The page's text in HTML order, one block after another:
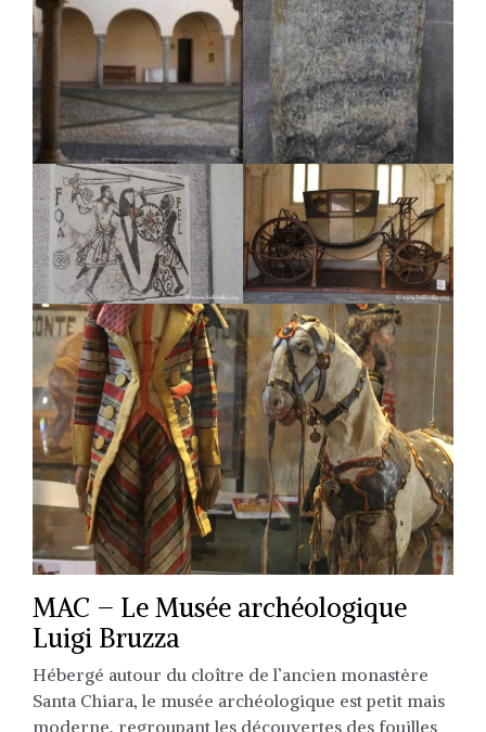
MAC – Le Musée archéologique
Luigi Bruzza
Hébergé autour du cloître de l’ancien monastère
Santa Chiara, le musée archéologique est petit mais
moderne, regroupant les découvertes des fouilles